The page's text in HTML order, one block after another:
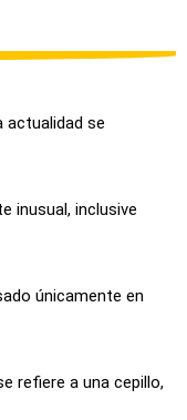
actualidad se
inusual, inclusive
únicamente en
refiere a una cepillo,